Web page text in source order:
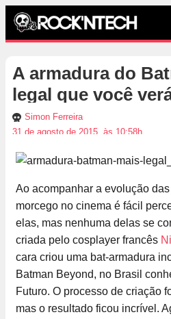
A armadura do
legal que você
Simon Ferreira
31 de agosto de 2015, às 10:58h
Ao acompanhar a evolução
morcego no cinema é fácil
elas, mas nenhuma delas se
criada pelo cosplayer francês
cara criou uma bat-armadura
Batman Beyond, no Brasil
Futuro. O processo de criação
mas o resultado ficou incrível.